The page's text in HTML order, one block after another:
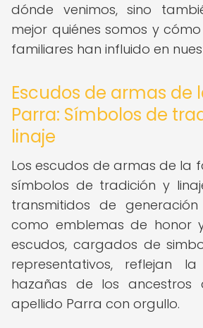
dónde venimos, sino
mejor quiénes somos y
familiares han influido en
Escudos de armas de
Parra: Símbolos de
linaje
Los escudos de armas de la
símbolos de tradición y
transmitidos de
como emblemas de honor
escudos, cargados de
representativos, reflejan
hazañas de los ancestros
apellido Parra con orgullo.